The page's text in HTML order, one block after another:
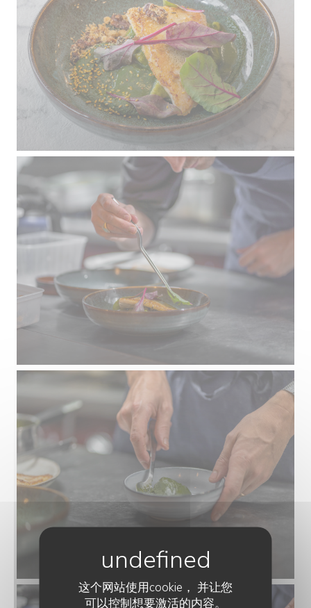
这个网站使用cookie， 并让您
可以控制想要激活的内容。